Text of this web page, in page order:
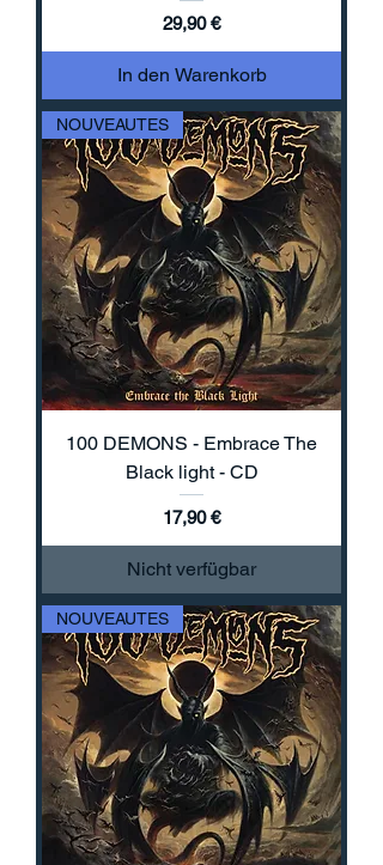
Preis
29,90 €
In den Warenkorb
NOUVEAUTES
100 DEMONS - Embrace The
Black light - CD
Preis
17,90 €
Nicht verfügbar
NOUVEAUTES